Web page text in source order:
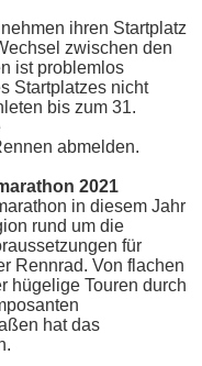
ihren Startplatz
zwischen den
ist problemlos
Startplatzes nicht
bis zum 31.
abmelden.
2021
in diesem Jahr
rund um die
für
Rennrad. Von flachen
hügelige Touren durch
hat das